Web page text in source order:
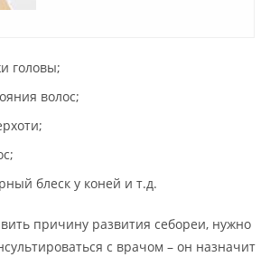
головы;
волос;
блеск у коней и т.д.
причину развития себореи, нужно
с врачом – он назначит